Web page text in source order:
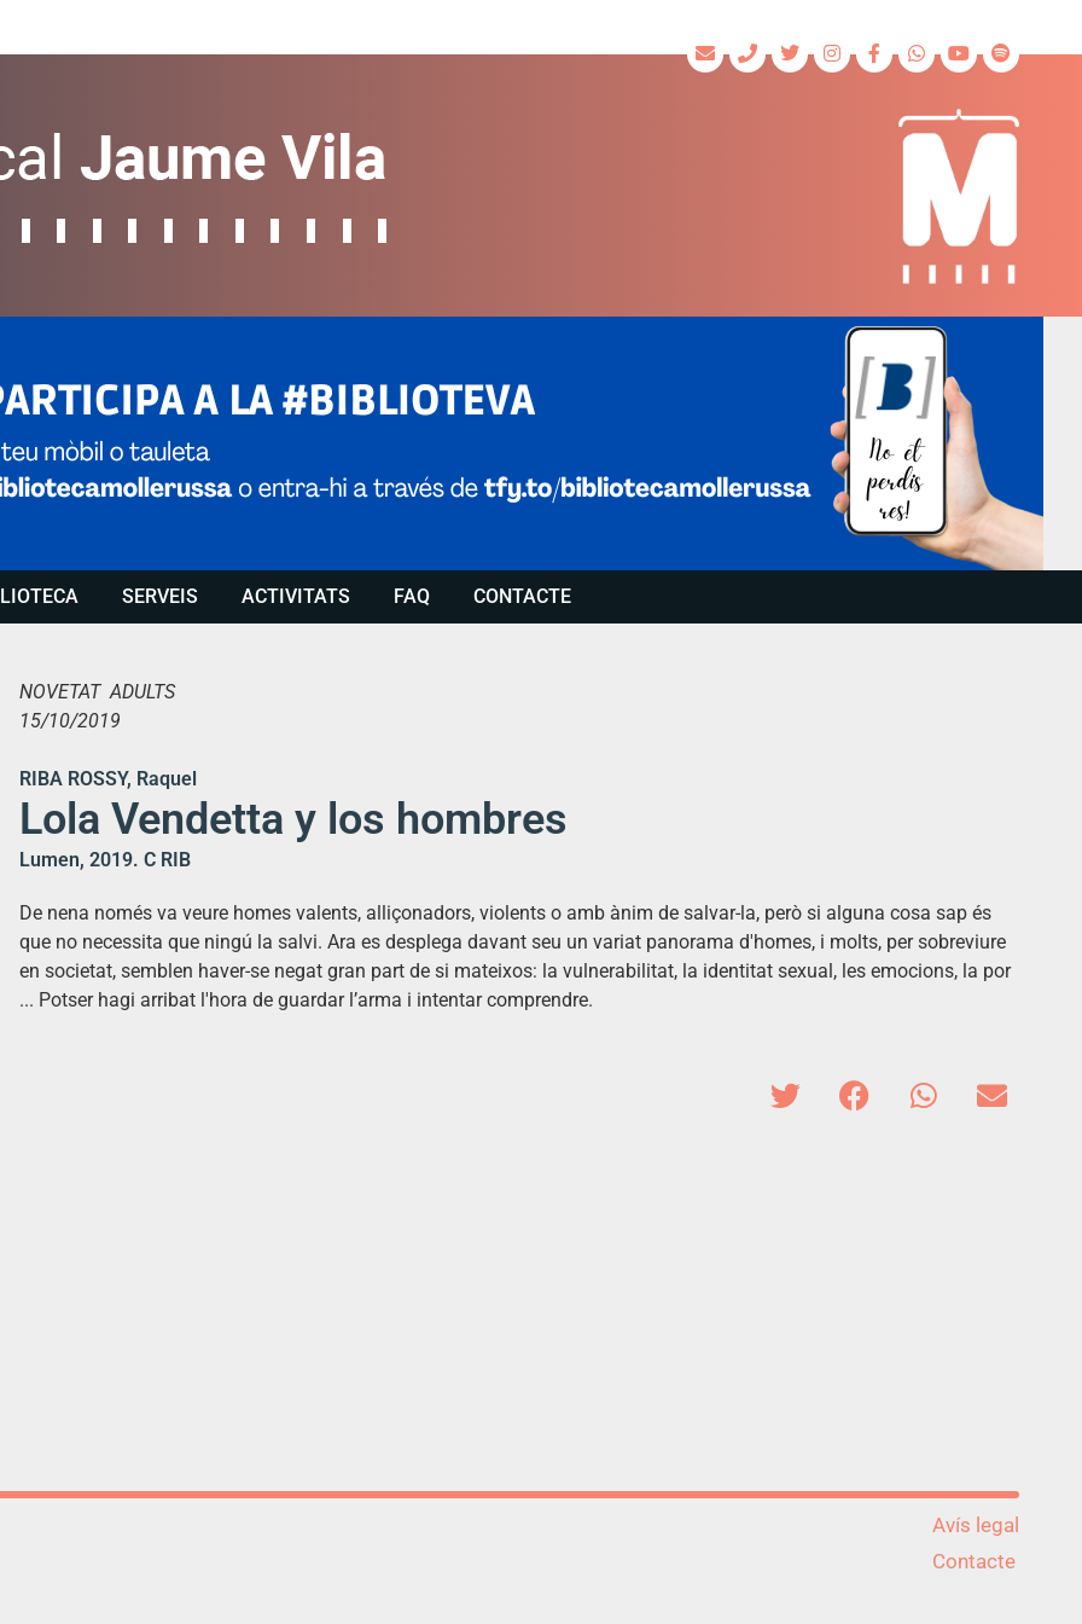
SERVEIS ACTIVITATS FAQ CONTACTE
NOVETAT ADULTS
15/10/2019
RIBA ROSSY, Raquel
Lola Vendetta y los hombres
Lumen, 2019. C RIB
De nena només va veure homes valents, alliçonadors, violents o amb ànim de salvar-la, però si alguna cosa sap és
que no necessita que ningú la salvi. Ara es desplega davant seu un variat panorama d'homes, i molts, per sobreviure
en societat, semblen haver-se negat gran part de si mateixos: la vulnerabilitat, la identitat sexual, les emocions, la por
... Potser hagi arribat l'hora de guardar l’arma i intentar comprendre.
Avís legal
Contacte